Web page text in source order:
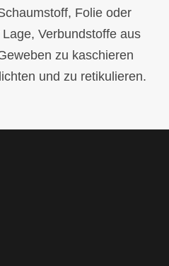
Folie oder
Verbundstoffe aus
zu kaschieren
und zu retikulieren.